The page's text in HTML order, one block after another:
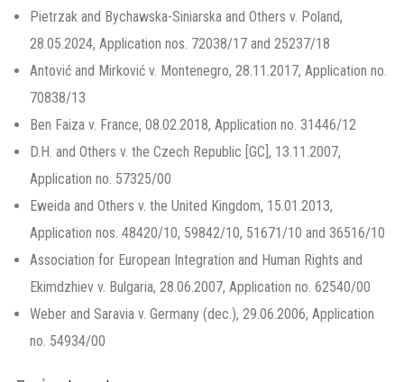
Pietrzak and Bychawska-Siniarska and Others v. Poland,
28.05.2024, Application nos. 72038/17 and 25237/18
Antović and Mirković v. Montenegro, 28.11.2017, Application no.
70838/13
Ben Faiza v. France, 08.02.2018, Application no. 31446/12
D.H. and Others v. the Czech Republic [GC], 13.11.2007,
Application no. 57325/00
Eweida and Others v. the United Kingdom, 15.01.2013,
Application nos. 48420/10, 59842/10, 51671/10 and 36516/10
Association for European Integration and Human Rights and
Ekimdzhiev v. Bulgaria, 28.06.2007, Application no. 62540/00
Weber and Saravia v. Germany (dec.), 29.06.2006, Application
no. 54934/00